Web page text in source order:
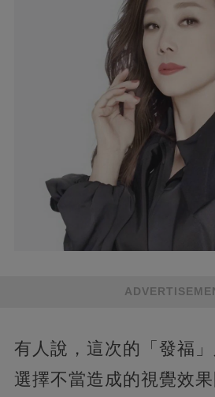
有人說，這次的「發福
選擇不當造成的視覺效果